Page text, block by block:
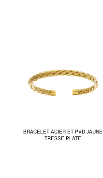
BRACELET ACIER ET PVD JAUNE
TRESSE PLATE